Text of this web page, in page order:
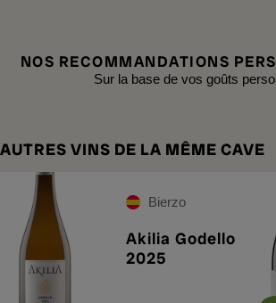
NOS RECOMMANDATIONS
Sur la base de vos goûts
AUTRES VINS DE LA MÊME CAVE
Bierzo
Akilia Godello
2025